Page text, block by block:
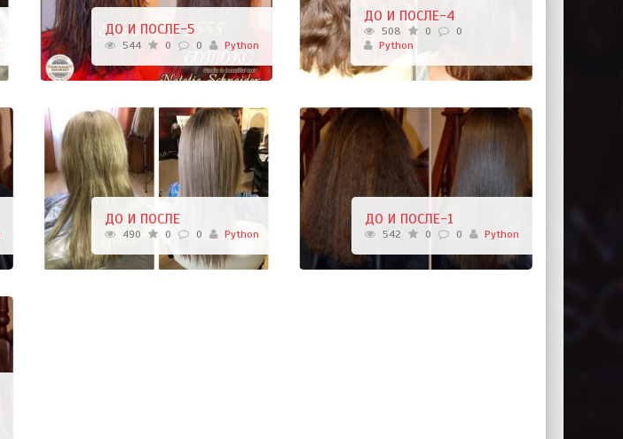
ДО И ПОСЛЕ-5
544 0 0 Python
ДО И ПОСЛЕ-4
508 0
0
Python
ДО И ПОСЛЕ
490 0 0 Python
ДО И ПОСЛЕ-1
542 0 0 Python